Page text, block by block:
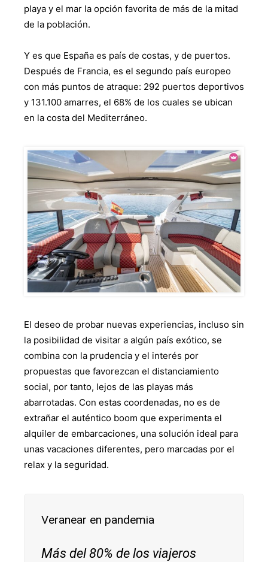
playa y el mar la opción favorita de más de la mitad
de la población.
Y es que España es país de costas, y de puertos.
Después de Francia, es el segundo país europeo
con más puntos de atraque: 292 puertos deportivos
y 131.100 amarres, el 68% de los cuales se ubican
en la costa del Mediterráneo.
El deseo de probar nuevas experiencias, incluso sin
la posibilidad de visitar a algún país exótico, se
combina con la prudencia y el interés por
propuestas que favorezcan el distanciamiento
social, por tanto, lejos de las playas más
abarrotadas. Con estas coordenadas, no es de
extrañar el auténtico boom que experimenta el
alquiler de embarcaciones, una solución ideal para
unas vacaciones diferentes, pero marcadas por el
relax y la seguridad.
Veranear en pandemia
Más del 80% de los viajeros